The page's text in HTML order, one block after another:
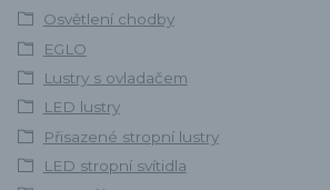
Osvětlení chodby
EGLO
Lustry s ovladačem
LED lustry
Přisazené stropní lustry
LED stropní svítidla